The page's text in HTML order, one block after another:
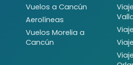
Vuelos a Cancún
Aerolíneas
Vuelos Morelia a
Cancún